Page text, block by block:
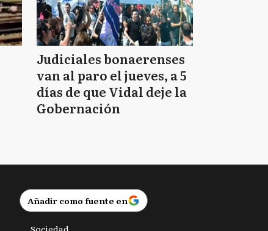
Judiciales bonaerenses
van al paro el jueves, a 5
días de que Vidal deje la
Gobernación
Añadir como fuente en
Sociedad